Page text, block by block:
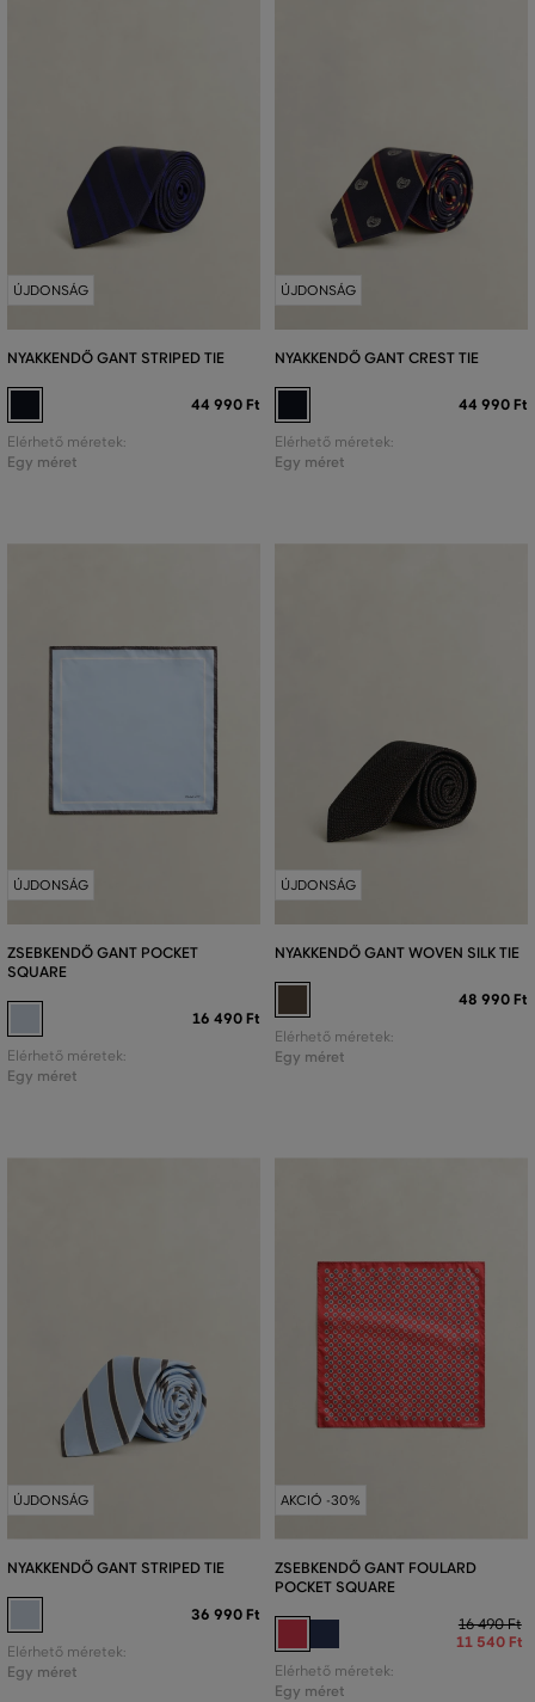
ÚJDONSÁG
NYAKKENDŐ GANT STRIPED TIE
44 990 Ft
Elérhető méretek:
Egy méret
ÚJDONSÁG
NYAKKENDŐ GANT CREST TIE
44 990 Ft
Elérhető méretek:
Egy méret
ÚJDONSÁG
ZSEBKENDŐ GANT POCKET
SQUARE
16 490 Ft
Elérhető méretek:
Egy méret
ÚJDONSÁG
NYAKKENDŐ GANT WOVEN SILK TIE
48 990 Ft
Elérhető méretek:
Egy méret
ÚJDONSÁG
NYAKKENDŐ GANT STRIPED TIE
36 990 Ft
Elérhető méretek:
Egy méret
AKCIÓ -30%
ZSEBKENDŐ GANT FOULARD
POCKET SQUARE
16 490 Ft
11 540 Ft
Elérhető méretek:
Egy méret